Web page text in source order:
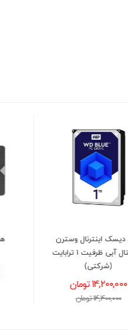
هارد اس اس دی لکسار
LEXAR NS100 1TB
21,400,000 تومان
22,000,000 تومان